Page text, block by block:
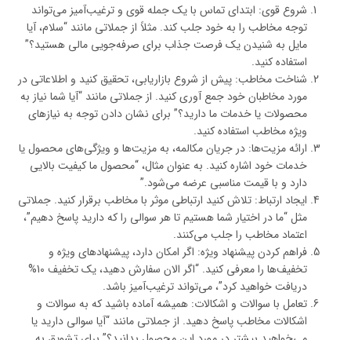
شروع قوی: ابتدای تماس با یک جمله قوی و ترغیب‌آمیز می‌تواند
توجه مخاطب را به خود جلب کند. مثلاً از جملاتی مانند “سلام، آیا
مایل به شنیدن یک فرصت جذاب برای صرفه‌جویی مالی هستید؟”
استفاده کنید.
شناخت مخاطب: پیش از شروع بازاریابی، تحقیق کنید و اطلاعاتی در
مورد مخاطبان خود جمع آوری کنید. از جملاتی مانند “آیا شما نیاز به
محصولات یا خدمات ما دارید؟” برای نشان دادن توجه به نیازهای
ویژه مخاطب استفاده کنید.
ارائه مزیت‌ها: در جریان مکالمه، به مزیت‌ها و ویژگی‌های محصول یا
خدمات خود اشاره کنید. به عنوان مثال، “محصول ما کیفیت بالایی
دارد و با قیمت مناسبی عرضه می‌شود.”
ایجاد ارتباط: تلاش کنید ارتباطی موثر با مخاطب برقرار کنید. جملاتی
مثل “ما در اختیار شما هستیم تا هر سوالی را که دارید پاسخ دهیم”،
اعتماد مخاطب را جلب می‌کنند.
فراهم کردن پیشنهاد ویژه: اگر امکان دارد، پیشنهادهای ویژه و
تخفیف‌ها را معرفی کنید. “اگر الان سفارش دهید، یک تخفیف 10%
دریافت خواهید کرد”، می‌تواند ترغیب‌آمیز باشد.
تعامل با سوالات و اشکالات: همیشه آماده باشید که به سوالات و
اشکالات مخاطب پاسخ دهید. از جملاتی مانند “آیا سوالی دارید یا